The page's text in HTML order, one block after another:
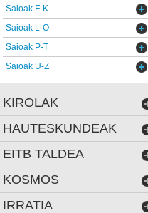
Saioak F-K
Saioak L-O
Saioak P-T
Saioak U-Z
KIROLAK
HAUTESKUNDEAK
EITB TALDEA
KOSMOS
IRRATIA